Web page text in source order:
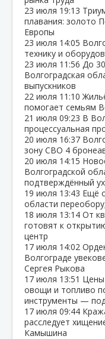
23 июля 19:13
плавания: золото
Европы
23 июля 14:05
технику и
23 июля 11:56 До
Волгоградская
выпускников
22 июля 11:10
помогает семьям
21 июля 09:23 В
процессуальная
20 июля 16:37
зону СВО 4
20 июля 14:15
Волгоградской
подтверждённый
19 июля 13:43 Ещё
области
18 июля 13:14 От
готовят к
центр
17 июля 14:02
Волгограде
Сергея Рыкова
17 июля 13:51 Цены
овощи и топливо
инструменты —
17 июля 09:44
расследует
Камышина